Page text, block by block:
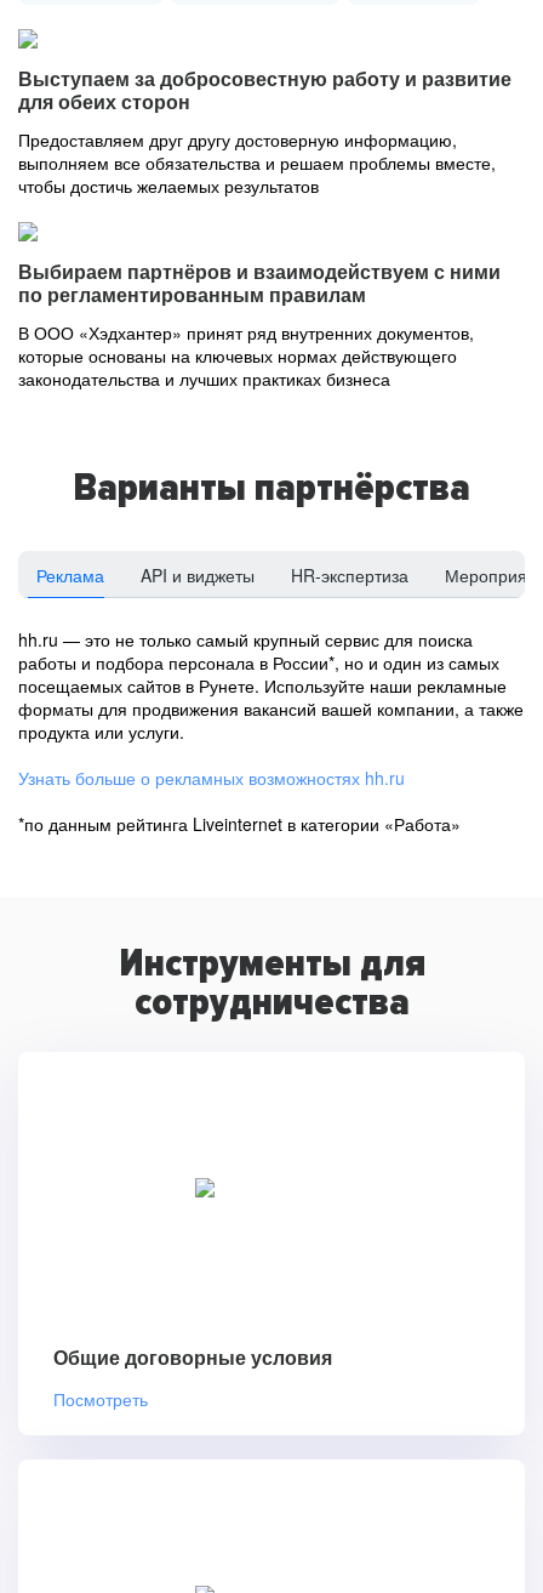
Выступаем за добросовестную работу и развитие
для обеих сторон
Предоставляем друг другу достоверную информацию,
выполняем все обязательства и решаем проблемы вместе,
чтобы достичь желаемых результатов
Выбираем партнёров и взаимодействуем с ними
по регламентированным правилам
В ООО «Хэдхантер» принят ряд внутренних документов,
которые основаны на ключевых нормах действующего
законодательства и лучших практиках бизнеса
Варианты партнёрства
Реклама API и виджеты HR-экспертиза
hh.ru — это не только самый крупный сервис для поиска
работы и подбора персонала в России*, но и один из самых
посещаемых сайтов в Рунете. Используйте наши рекламные
форматы для продвижения вакансий вашей компании, а также
продукта или услуги.
Узнать больше о рекламных возможностях hh.ru
*по данным рейтинга Liveinternet в категории «Работа»
Инструменты для
сотрудничества
Общие договорные условия
Посмотреть